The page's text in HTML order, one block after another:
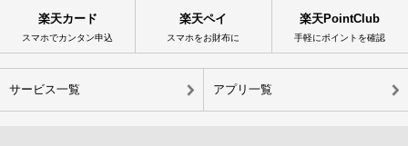
楽天カード
スマホでカンタン申込
楽天ペイ
スマホをお財布に
楽天PointClub
手軽にポイントを確認
サービス一覧 アプリ一覧